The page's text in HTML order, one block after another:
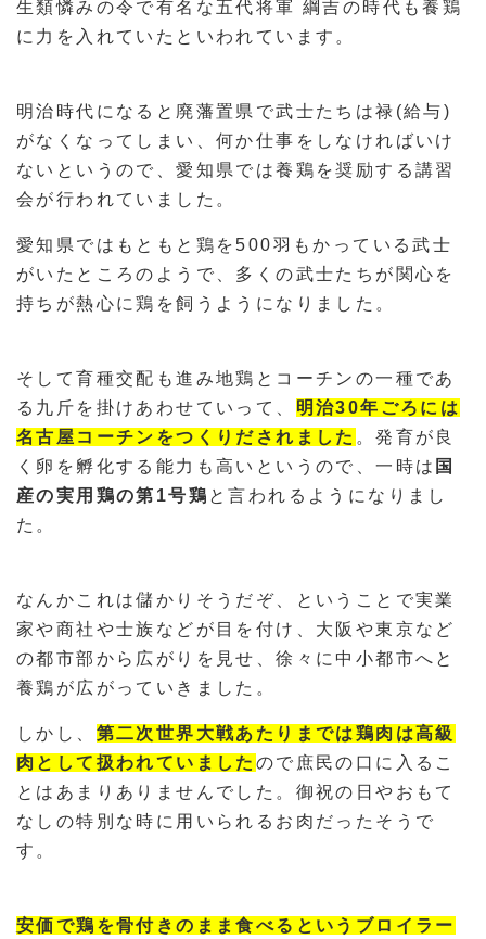
生類憐みの令で有名な五代将軍 綱吉の時代も養鶏
に力を入れていたといわれています。
明治時代になると廃藩置県で武士たちは禄(給与)
がなくなってしまい、何か仕事をしなければいけ
ないというので、愛知県では養鶏を奨励する講習
会が行われていました。
愛知県ではもともと鶏を500羽もかっている武士
がいたところのようで、多くの武士たちが関心を
持ちが熱心に鶏を飼うようになりました。
そして育種交配も進み地鶏とコーチンの一種であ
る九斤を掛けあわせていって、 明治30年ごろには
名古屋コーチンをつくりだされました 。発育が良
く卵を孵化する能力も高いというので、一時は 国
産の実用鶏の第1号鶏 と言われるようになりまし
た。
なんかこれは儲かりそうだぞ、ということで実業
家や商社や士族などが目を付け、大阪や東京など
の都市部から広がりを見せ、徐々に中小都市へと
養鶏が広がっていきました。
しかし、 第二次世界大戦あたりまでは鶏肉は高級
肉として扱われていました ので庶民の口に入るこ
とはあまりありませんでした。御祝の日やおもて
なしの特別な時に用いられるお肉だったそうで
す。
安価で鶏を骨付きのまま食べるというブロイラー